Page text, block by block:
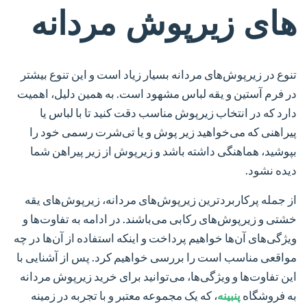
های زیرپوش مردانه
تنوع در زیرپوش‌های مردانه بسیار زیاد است و این تنوع بیشتر
در فرم آستین و یقه لباس مشهود است. به همین دلیل، اهمیت
دارد که در انتخاب زیرپوش مناسب دقت کنید تا با لباس یا
پیراهنی که می‌خواهید زیر پوش و یا تی‌شرت رسمی خود را
بپوشید، هماهنگی داشته باشد و زیرپوش از زیر پیراهن شما
دیده نشود.
از جمله پرکاربردترین زیرپوش‌های مردانه، زیرپوش‌های یقه
خشتی و زیرپوش‌های رکابی می‌باشند. در ادامه به تفاوت‌ها و
ویژگی‌های آن‌ها خواهیم پرداخت و اینکه استفاده از آن‌ها در چه
مواقعی مناسب است را بررسی خواهیم کرد. پس از آشنایی با
این تفاوت‌ها و ویژگی‌ها، می‌توانید برای خرید زیرپوش مردانه
به فروشگاه پنبینه، که یک مجموعه معتبر و با تجربه در زمینه